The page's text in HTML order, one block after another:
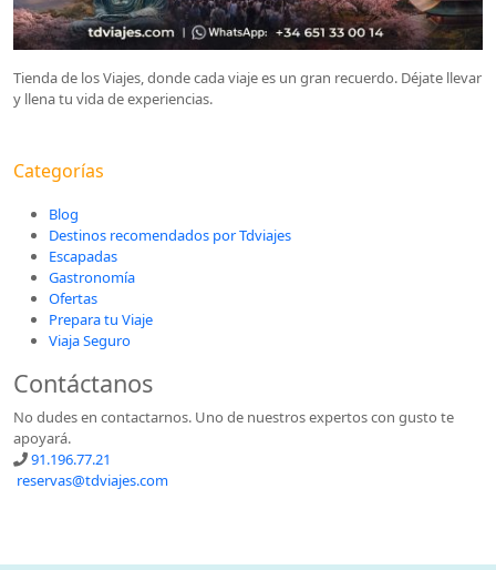
Tienda de los Viajes, donde cada viaje es un gran recuerdo. Déjate llevar
y llena tu vida de experiencias.
Categorías
Blog
Destinos recomendados por Tdviajes
Escapadas
Gastronomía
Ofertas
Prepara tu Viaje
Viaja Seguro
Contáctanos
No dudes en contactarnos. Uno de nuestros expertos con gusto te
apoyará.
91.196.77.21
reservas@tdviajes.com